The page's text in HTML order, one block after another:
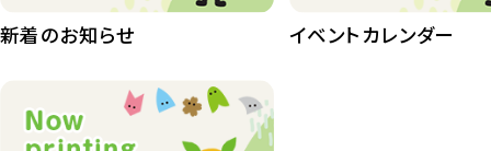
植物園長の庭
桜情報
新着のお知らせ イベントカレンダー